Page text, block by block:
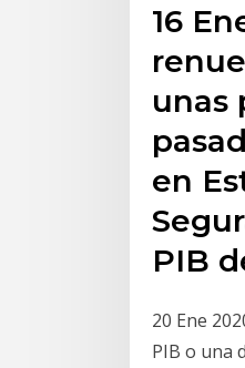
16
unas
en
PIB
20 Ene
PIB o una